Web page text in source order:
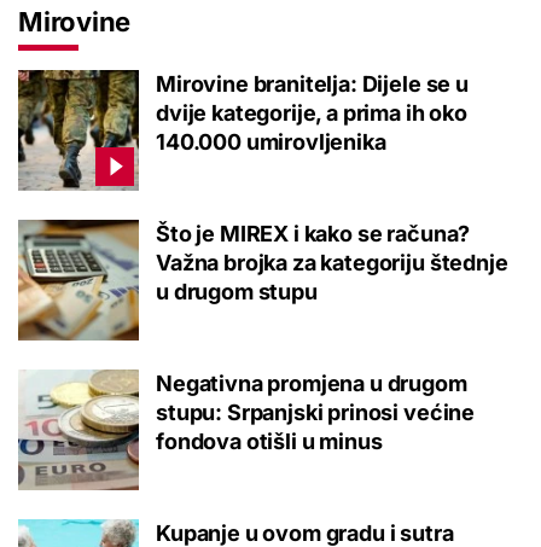
Mirovine
Mirovine branitelja: Dijele se u
dvije kategorije, a prima ih oko
140.000 umirovljenika
Što je MIREX i kako se računa?
Važna brojka za kategoriju štednje
u drugom stupu
Negativna promjena u drugom
stupu: Srpanjski prinosi većine
fondova otišli u minus
Kupanje u ovom gradu i sutra